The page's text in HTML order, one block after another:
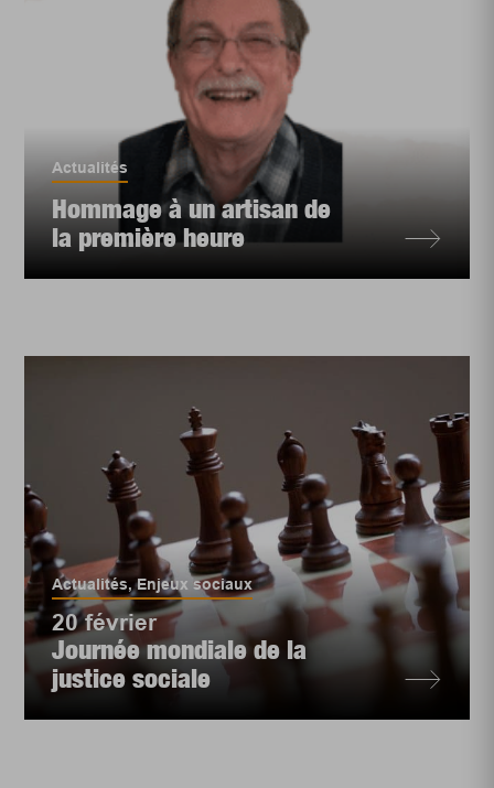
Actualités
Hommage à un artisan de
la première heure
Actualités,Enjeux sociaux
20 février
Journée mondiale de la
justice sociale